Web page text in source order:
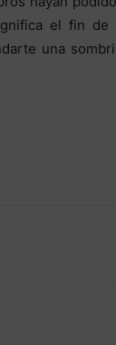
el fin de
una